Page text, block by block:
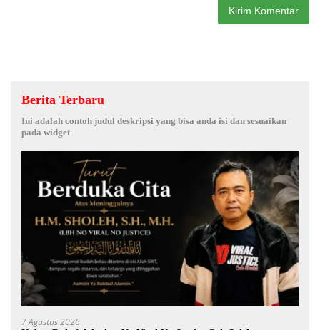
Berita Terbaru
Ini adalah contoh judul deskripsi yang bisa anda isi dan sesuaikan
pada widget
7 Agustus 2026